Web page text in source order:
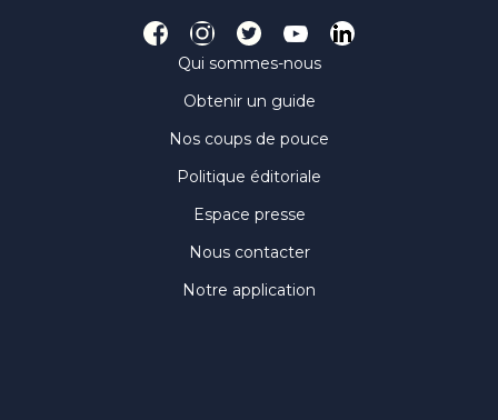
Qui sommes-nous
Obtenir un guide
Nos coups de pouce
Politique éditoriale
Espace presse
Nous contacter
Notre application